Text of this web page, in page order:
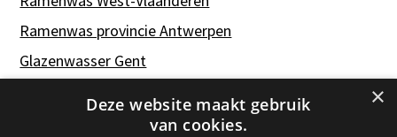
Ramenwas provincie Antwerpen
Glazenwasser Gent
×
Deze website maakt gebruik
van cookies.